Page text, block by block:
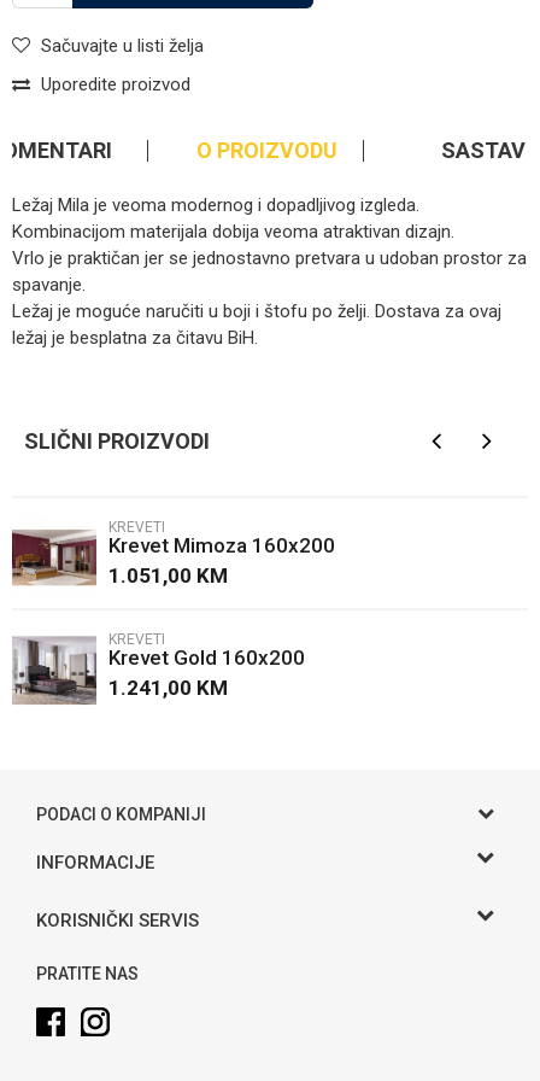
Sačuvajte u listi želja
Uporedite proizvod
O PROIZVODU SASTAV
Ležaj Mila je veoma modernog i dopadljivog izgleda.
Kombinacijom materijala dobija veoma atraktivan dizajn.
Vrlo je praktičan jer se jednostavno pretvara u udoban prostor za
spavanje.
Ležaj je moguće naručiti u boji i štofu po želji. Dostava za ovaj
ležaj je besplatna za čitavu BiH.
Poruka
SLIČNI PROIZVODI
KREVETI
Krevet Mimoza 160x200
1.051,00 KM
KREVETI
Krevet Gold 160x200
1.241,00 KM
PODACI O KOMPANIJI
Gama S doo
Adresa
Telefon:
Email:
INFORMACIJE
O nama
KORISNIČKI SERVIS
Uslovi korišćenja i prodaje
Kako kupiti
PRATITE NAS